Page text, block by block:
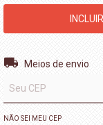
Entregas para o CEP:
Meios de envio
NÃO SEI MEU CEP